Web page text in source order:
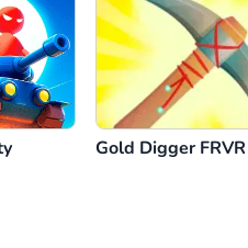
Gold Digger FRVR